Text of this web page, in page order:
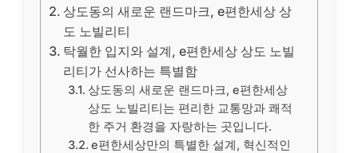
상도동의 새로운 랜드마크, e편한세상 상
도 노빌리티
탁월한 입지와 설계, e편한세상 상도 노빌
리티가 선사하는 특별함
상도동의 새로운 랜드마크, e편한세상
상도 노빌리티는 편리한 교통망과 쾌적
한 주거 환경을 자랑하는 곳입니다.
e편한세상만의 특별한 설계, 혁신적인